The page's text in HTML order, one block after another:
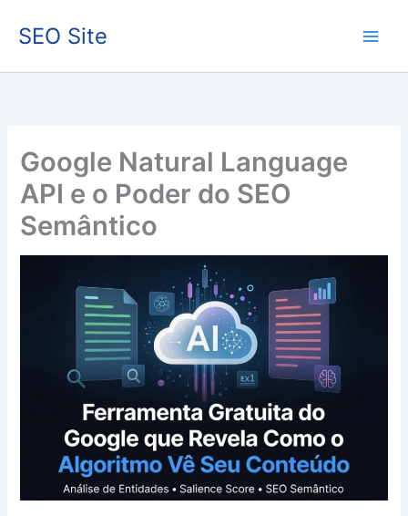
para
conteúdo
SEO Site
Google Natural Language
API e o Poder do SEO
Semântico